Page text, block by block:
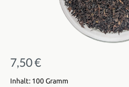
Regulärer Preis:
7,50 €
Inhalt: 100 Gramm